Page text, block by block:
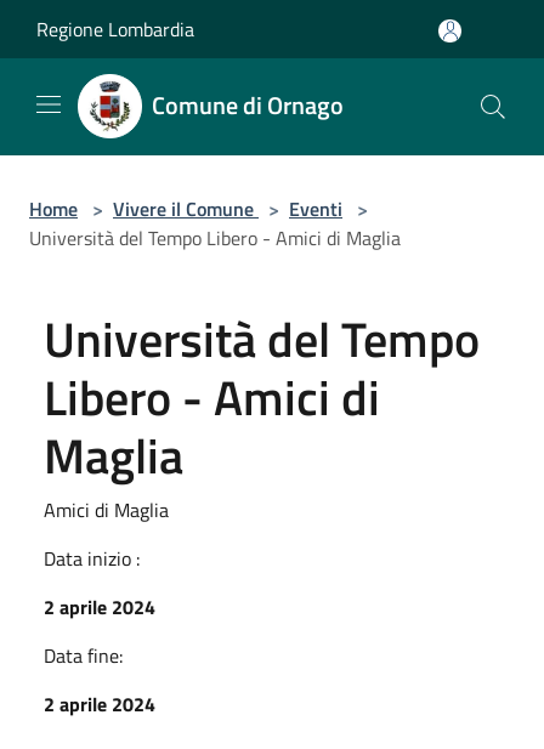
Regione Lombardia
Comune di Ornago
Home > Vivere il Comune > Eventi >
Università del Tempo Libero - Amici di Maglia
Università del Tempo
Libero - Amici di
Maglia
Amici di Maglia
Data inizio :
2 aprile 2024
Data fine:
2 aprile 2024